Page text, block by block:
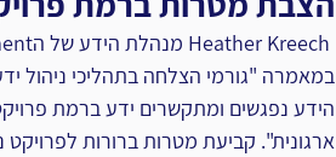
הידע ‏נפגשים ומתקשרים ידע ברמת
ארגונית". קביעת מטרות ברורות לפרויקט